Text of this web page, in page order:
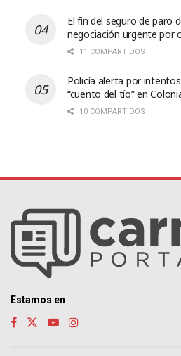
El fin del seguro de paro
negociación urgente por
11 COMPARTIDOS
Policía alerta por
“cuento del tío” en
10 COMPARTIDOS
Estamos en